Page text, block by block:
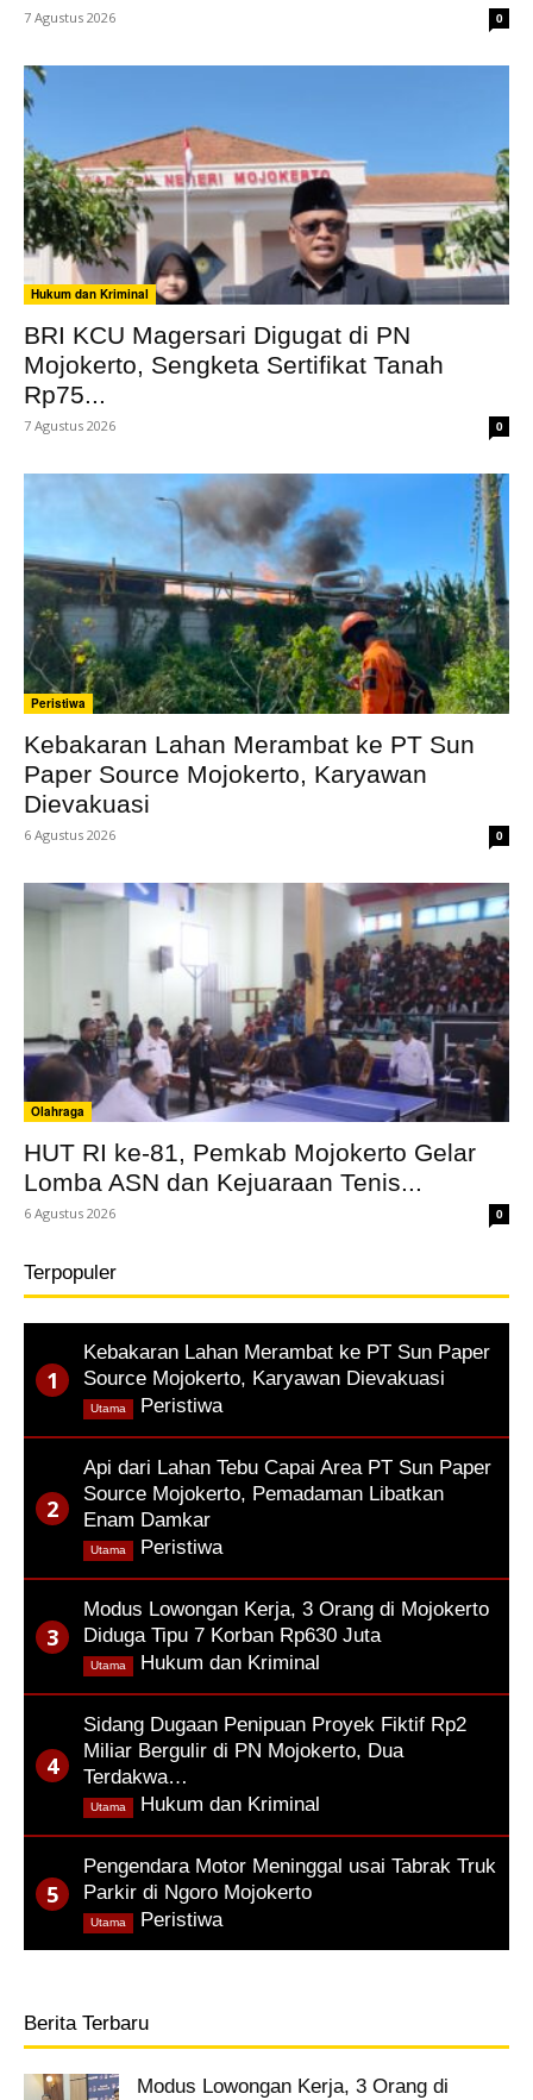
7 Agustus 2026 0
Hukum dan Kriminal
BRI KCU Magersari Digugat di PN
Mojokerto, Sengketa Sertifikat Tanah
Rp75...
7 Agustus 2026 0
Peristiwa
Kebakaran Lahan Merambat ke PT Sun
Paper Source Mojokerto, Karyawan
Dievakuasi
6 Agustus 2026 0
Olahraga
HUT RI ke-81, Pemkab Mojokerto Gelar
Lomba ASN dan Kejuaraan Tenis...
6 Agustus 2026 0
Terpopuler
Kebakaran Lahan Merambat ke PT Sun Paper
Source Mojokerto, Karyawan Dievakuasi
Peristiwa,
Utama
Api dari Lahan Tebu Capai Area PT Sun Paper
Source Mojokerto, Pemadaman Libatkan
Enam Damkar
Peristiwa,
Utama
Modus Lowongan Kerja, 3 Orang di Mojokerto
Diduga Tipu 7 Korban Rp630 Juta
Hukum dan Kriminal
Utama
Sidang Dugaan Penipuan Proyek Fiktif Rp2
Miliar Bergulir di PN Mojokerto, Dua
Terdakwa…
Hukum dan Kriminal
Utama
Pengendara Motor Meninggal usai Tabrak Truk
Parkir di Ngoro Mojokerto
Peristiwa,
Utama
Berita Terbaru
Modus Lowongan Kerja, 3 Orang di